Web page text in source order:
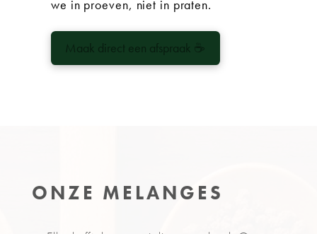
we in proeven, niet in praten.
Maak direct een afspraak ☕
ONZE MELANGES